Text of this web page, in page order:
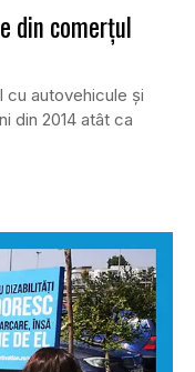
din comerţul
cu autovehicule şi
din 2014 atât ca